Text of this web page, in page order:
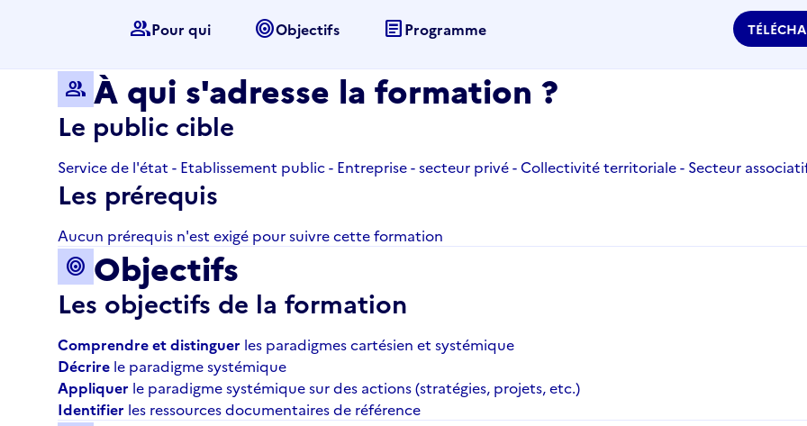
groupPour qui targetObjectifs articleProgramme
group À qui s'adresse la formation ?
Le public cible
Service de l'état - Etablissement public - Entreprise - secteur privé - Collectivité territoriale - Secteur
Les prérequis
Aucun prérequis n'est exigé pour suivre cette formation
target Objectifs
Les objectifs de la formation
Comprendre et distinguer les paradigmes cartésien et systémique
Décrire le paradigme systémique
Appliquer le paradigme systémique sur des actions (stratégies, projets, etc.)
Identifier les ressources documentaires de référence